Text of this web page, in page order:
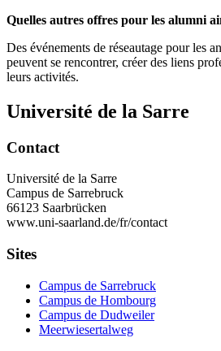
Quelles autres offres pour les alumni
Des événements de réseautage pour les
peuvent se rencontrer, créer des liens
leurs activités.
Université de la Sarre
Contact
Université de la Sarre
Campus de Sarrebruck
66123 Saarbrücken
www.uni-saarland.de/fr/contact
Sites
Campus de Sarrebruck
Campus de Hombourg
Campus de Dudweiler
Meerwiesertalweg